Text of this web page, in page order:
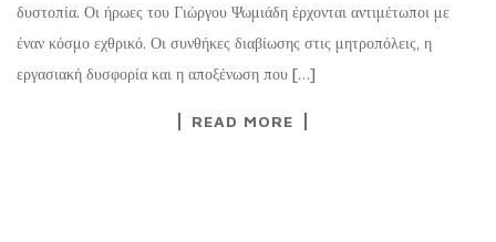
δυστοπία. Οι ήρωες του Γιώργου Ψωμιάδη έρχονται αντιμέτωποι με
έναν κόσμο εχθρικό. Οι συνθήκες διαβίωσης στις μητροπόλεις, η
εργασιακή δυσφορία και η αποξένωση που […]
READ MORE